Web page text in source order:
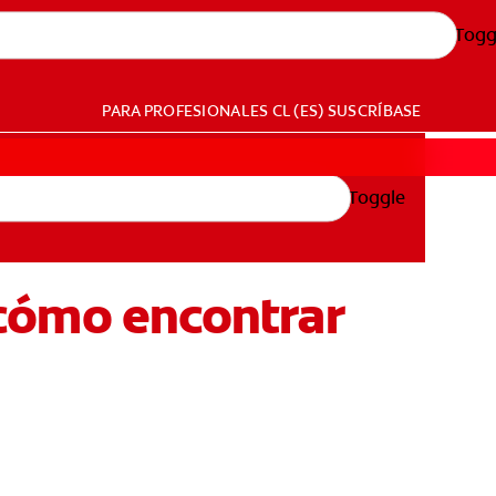
PARA PROFESIONALES CL (ES) SUSCRÍBASE
Toggle
encontrar